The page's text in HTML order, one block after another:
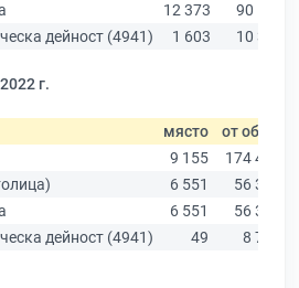
12 373
90 178
дейност (4941)
1 603 10 330
г.
място от общо
9 155
174 403
6 551
56 378
6 551
56 378
дейност (4941)
49 8 756